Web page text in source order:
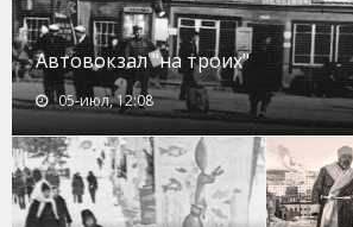
Автовокзал "на троих"
05-июл, 12:08